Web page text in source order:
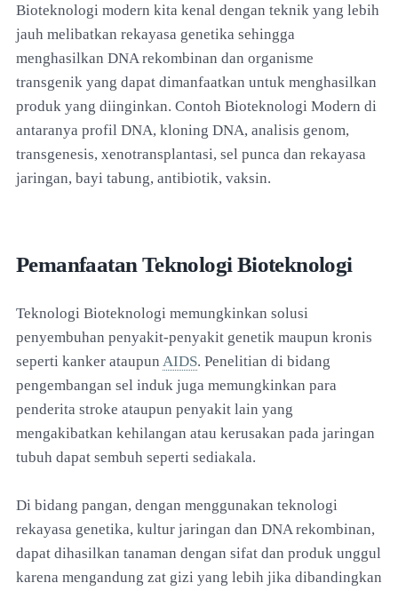
Bioteknologi modern kita kenal dengan teknik yang lebih
jauh melibatkan rekayasa genetika sehingga
menghasilkan DNA rekombinan dan organisme
transgenik yang dapat dimanfaatkan untuk menghasilkan
produk yang diinginkan. Contoh Bioteknologi Modern di
antaranya profil DNA, kloning DNA, analisis genom,
transgenesis, xenotransplantasi, sel punca dan rekayasa
jaringan, bayi tabung, antibiotik, vaksin.
Pemanfaatan Teknologi Bioteknologi
Teknologi Bioteknologi memungkinkan solusi
penyembuhan penyakit-penyakit genetik maupun kronis
seperti kanker ataupun AIDS. Penelitian di bidang
pengembangan sel induk juga memungkinkan para
penderita stroke ataupun penyakit lain yang
mengakibatkan kehilangan atau kerusakan pada jaringan
tubuh dapat sembuh seperti sediakala.
Di bidang pangan, dengan menggunakan teknologi
rekayasa genetika, kultur jaringan dan DNA rekombinan,
dapat dihasilkan tanaman dengan sifat dan produk unggul
karena mengandung zat gizi yang lebih jika dibandingkan